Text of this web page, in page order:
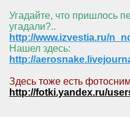
Угадайте, что пришлось
угадали?..
http://www.izvestia.ru/
Нашел здесь:
http://
Здесь тоже есть
http://fotki.yandex.ru/